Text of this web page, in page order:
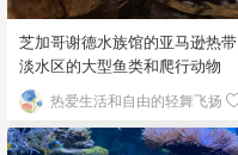
芝加哥谢德水族馆的亚马逊热带
淡水区的大型鱼类和爬行动物
热爱生活和自由的轻舞飞扬